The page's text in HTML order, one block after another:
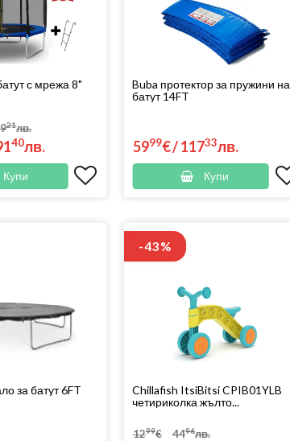
с мрежа 8"
21лв.
40лв.
Купи
Buba протектор за пружини на
батут 14FT
5999€/11733лв.
Купи
за батут 6FT
-43%
Chillafish ItsiBitsi CPIB01YLB
четириколка жълто...
1299€ 4496лв.